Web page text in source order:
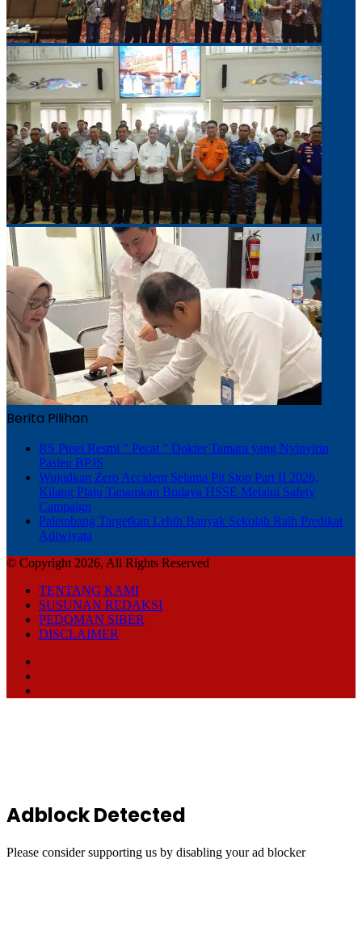
Berita Pilihan
RS Pusri Resmi ” Pecat ” Dokter Tamara yang Nyinyirin
Pasien BPJS
Wujudkan Zero Accident Selama Pit Stop Part II 2026,
Kilang Plaju Tanamkan Budaya HSSE Melalui Safety
Campaign
Palembang Targetkan Lebih Banyak Sekolah Raih Predikat
Adiwiyata
© Copyright 2026, All Rights Reserved
TENTANG KAMI
SUSUNAN REDAKSI
PEDOMAN SIBER
DISCLAIMER
Adblock Detected
Please consider supporting us by disabling your ad blocker